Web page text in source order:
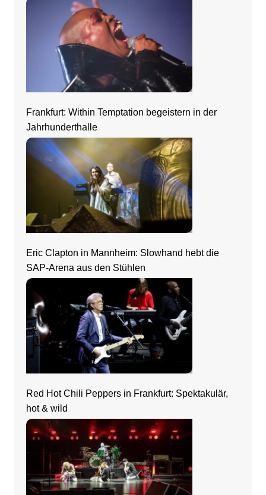
Frankfurt: Within Temptation begeistern in der
Jahrhunderthalle
Eric Clapton in Mannheim: Slowhand hebt die
SAP-Arena aus den Stühlen
Red Hot Chili Peppers in Frankfurt: Spektakulär,
hot & wild